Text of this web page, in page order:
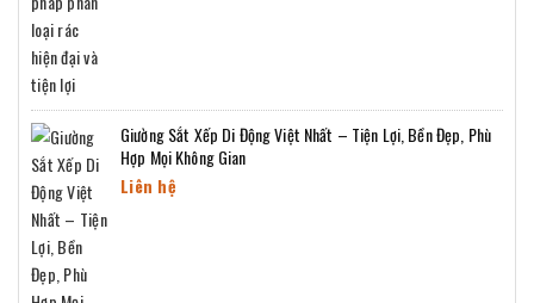
Giường Sắt Xếp Di Động Việt Nhất – Tiện Lợi, Bền Đẹp, Phù
Hợp Mọi Không Gian
Liên hệ